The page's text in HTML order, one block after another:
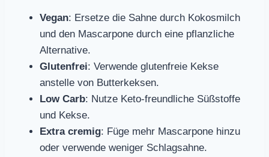
Vegan: Ersetze die Sahne durch Kokosmilch
und den Mascarpone durch eine pflanzliche
Alternative.
Glutenfrei: Verwende glutenfreie Kekse
anstelle von Butterkeksen.
Low Carb: Nutze Keto-freundliche Süßstoffe
und Kekse.
Extra cremig: Füge mehr Mascarpone hinzu
oder verwende weniger Schlagsahne.